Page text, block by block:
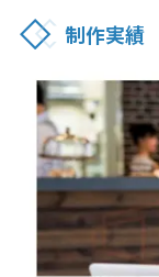
制作実績